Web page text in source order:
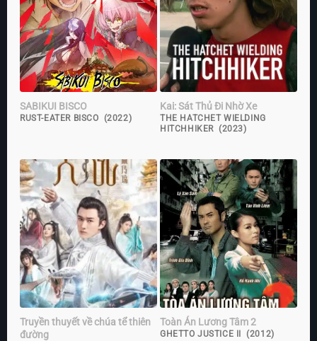
SABIKUI BISCO
RUST-EATER BISCO (2022)
Kai: Sát Thủ Đi Nhờ Xe
THE HATCHET WIELDING
HITCHHIKER (2023)
Truyền thuyết về chúa tể thiên
đường
Toàn Án Lương Tâm 2
GHETTO JUSTICE II (2012)